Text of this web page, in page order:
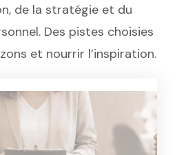
de la stratégie et du
Des pistes choisies
et nourrir l’inspiration.